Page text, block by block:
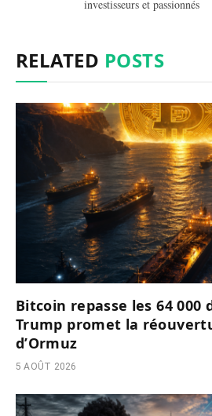
investisseurs et passionnés
RELATED POSTS
Bitcoin repasse les 64 000
Trump promet la
d’Ormuz
5 AOÛT 2026